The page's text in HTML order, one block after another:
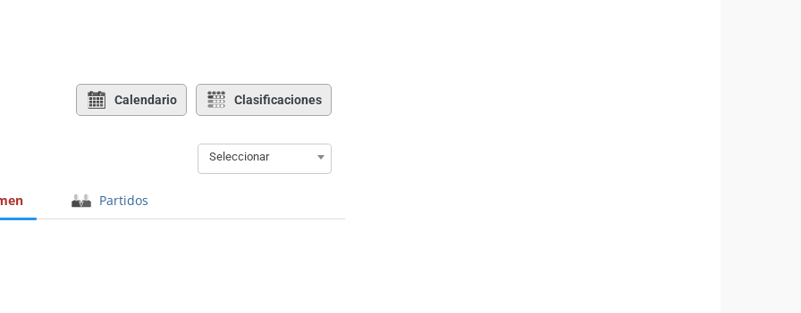
Calendario Clasificaciones
Seleccionar
Partidos